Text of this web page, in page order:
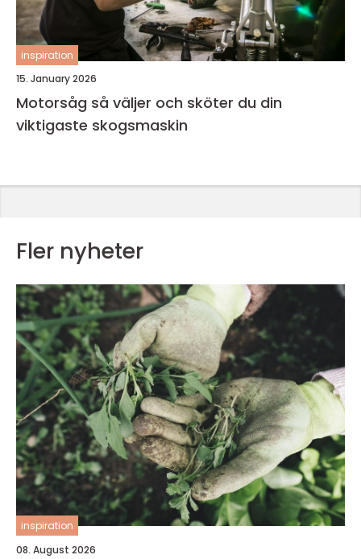
inspiration
15. January 2026
Motorsåg så väljer och sköter du din
viktigaste skogsmaskin
Fler nyheter
inspiration
08. August 2026